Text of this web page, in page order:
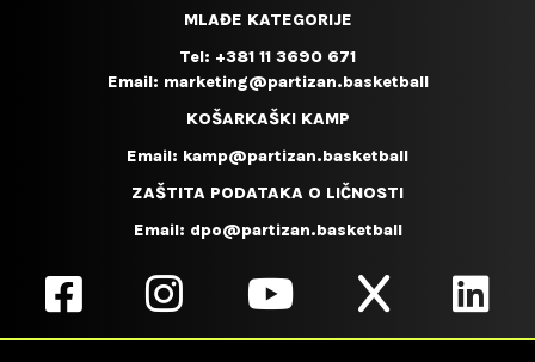
MLAĐE KATEGORIJE
Tel: +381 11 3690 671
Email: marketing@partizan.basketball
KOŠARKAŠKI KAMP
Email: kamp@partizan.basketball
ZAŠTITA PODATAKA O LIČNOSTI
Email: dpo@partizan.basketball